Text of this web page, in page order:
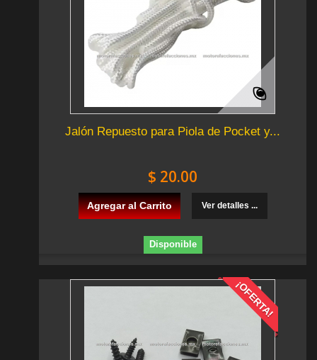
Jalón Repuesto para Piola de Pocket y...
$ 20.00
Agregar al Carrito Ver detalles ...
Disponible
¡OFERTA!